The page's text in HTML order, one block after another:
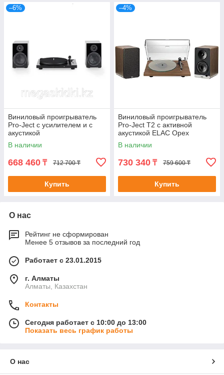
–6%
Виниловый проигрыватель
Pro-Ject с усилителем и с
акустикой
В наличии
668 460 ₸ 712 700 ₸
Купить
–4%
Виниловый проигрыватель
Pro-Ject T2 с активной
акустикой ELAC Орех
В наличии
730 340 ₸ 759 600 ₸
Купить
О нас
Рейтинг не сформирован
Менее 5 отзывов за последний год
Работает с 23.01.2015
г. Алматы
Алматы, Казахстан
Контакты
Сегодня работает с 10:00 до 13:00
Показать весь график работы
О нас